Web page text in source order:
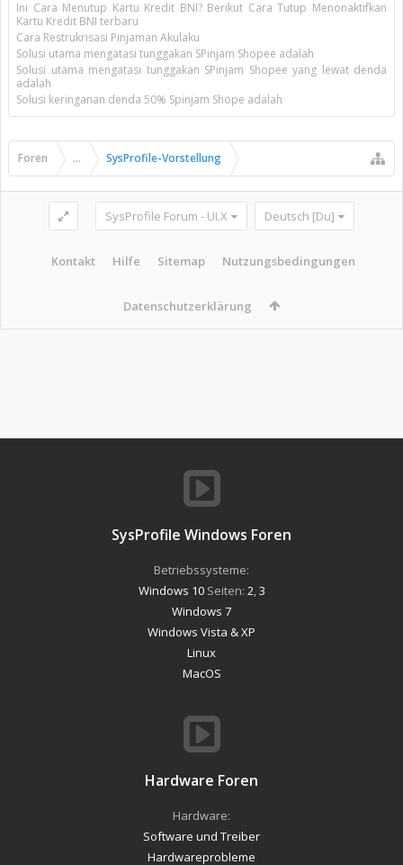
Ini Cara Menutup Kartu Kredit BNI? Berikut Cara Tutup Menonaktifkan
Kartu Kredit BNI terbaru
Cara Restrukrisasi Pinjaman Akulaku
Solusi utama mengatasi tunggakan SPinjam Shopee adalah
Solusi utama mengatasi tunggakan SPinjam Shopee yang lewat denda
adalah
Solusi keringanan denda 50% Spinjam Shope adalah
Foren ... SysProfile-Vorstellung
SysProfile Forum - UI.X Deutsch [Du]
Kontakt Hilfe Sitemap Nutzungsbedingungen
Datenschutzerklärung
SysProfile Windows Foren
Betriebssysteme:
Windows 10Seiten: 2 3
Windows 7
Windows Vista & XP
Linux
MacOS
Hardware Foren
Hardware:
Software und Treiber
Hardwareprobleme